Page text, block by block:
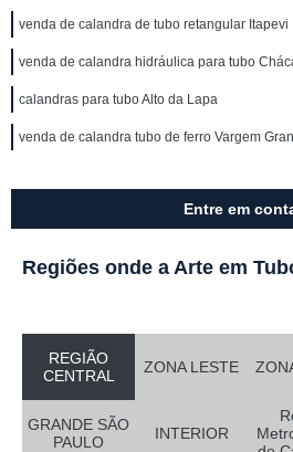
venda de calandra de tubo retangular Itapevi
venda de calandra hidráulica para tubo
calandras para tubo Alto da Lapa
venda de calandra tubo de ferro Vargem
Entre em
Regiões onde a Arte em
REGIÃO
CENTRAL
ZONA LESTE
GRANDE SÃO
PAULO
INTERIOR